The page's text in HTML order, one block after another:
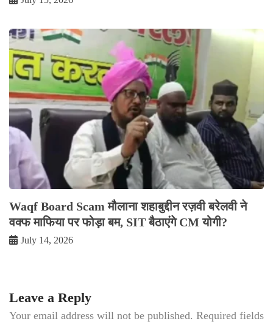
Waqf Board Scam मौलाना शहाबुद्दीन रज़वी बरेलवी ने
वक्फ माफिया पर फोड़ा बम, SIT बैठाएंगे CM योगी?
July 14, 2026
Leave a Reply
Your email address will not be published. Required fields